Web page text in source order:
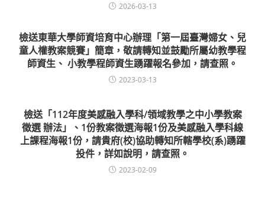
2026-03-13
檢送東華大學師資培育中心辦理「第一屆臺灣婦女、兒
童人權教案競賽」簡章，敬請轉知並鼓勵所屬幼教學程
師資生、 小教學程師資生踴躍報名參加，請查照。
2023-03-13
檢送「112年度美感融入學科/領域教學之中小學教案
徵選 辦法」、1份教案徵選海報1份及美感融入學科線
上課程海報1份，請貴府(校)協助轉知所轄學校(系)踴躍
投件，詳如說明，請查照。
2023-02-09